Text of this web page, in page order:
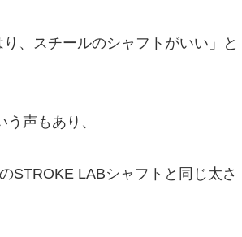
、スチールのシャフトがいい」と
声もあり、
STROKE LABシャフトと同じ太さ